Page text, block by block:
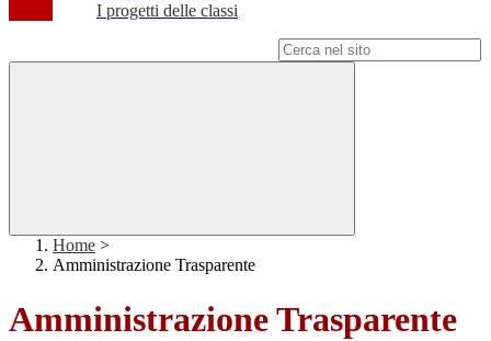
I progetti delle classi
Home >
Amministrazione Trasparente
Amministrazione Trasparente